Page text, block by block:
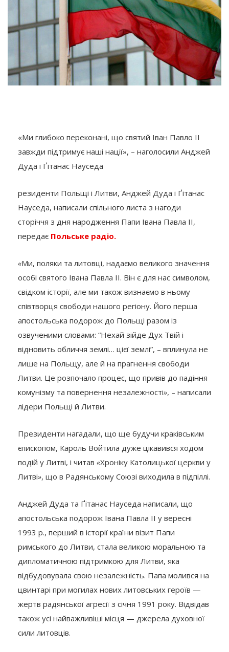
«Ми глибоко переконані, що святий Іван Павло ІІ
завжди підтримує наші нації», – наголосили Анджей
Дуда і Ґітанас Науседа
резиденти Польщі і Литви, Анджей Дуда і Ґітанас
Науседа, написали спільного листа з нагоди
сторіччя з дня народження Папи Івана Павла ІІ,
передає Польське радіо.
«Ми, поляки та литовці, надаємо великого значення
особі святого Івана Павла ІІ. Він є для нас символом,
свідком історії, але ми також визнаємо в ньому
співтворця свободи нашого регіону. Його перша
апостольська подорож до Польщі разом із
озвученими словами: “Нехай зійде Дух Твій і
відновить обличчя землі… цієї землі”, – вплинула не
лише на Польщу, але й на прагнення свободи
Литви. Це розпочало процес, що привів до падіння
комунізму та повернення незалежності», – написали
лідери Польщі й Литви.
Президенти нагадали, що ще будучи краківським
єпископом, Кароль Войтила дуже цікавився ходом
подій у Литві, і читав «Хроніку Католицької церкви у
Литві», що в Радянському Союзі виходила в підпіллі.
Анджей Дуда та Ґітанас Науседа написали, що
апостольська подорож Івана Павла ІІ у вересні
1993 р., перший в історії країни візит Папи
римського до Литви, стала великою моральною та
дипломатичною підтримкою для Литви, яка
відбудовувала свою незалежність. Папа молився на
цвинтарі при могилах нових литовських героїв —
жертв радянської агресії з січня 1991 року. Відвідав
також усі найважливіші місця — джерела духовної
сили литовців.